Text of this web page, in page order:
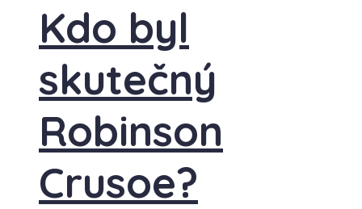
Kdo byl
skutečný
Robinson
Crusoe?